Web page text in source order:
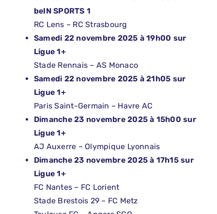
beIN SPORTS 1
RC Lens – RC Strasbourg
Samedi 22 novembre 2025 à 19h00 sur
Ligue 1+
Stade Rennais – AS Monaco
Samedi 22 novembre 2025 à 21h05 sur
Ligue 1+
Paris Saint-Germain – Havre AC
Dimanche 23 novembre 2025 à 15h00 sur
Ligue 1+
AJ Auxerre – Olympique Lyonnais
Dimanche 23 novembre 2025 à 17h15 sur
Ligue 1+
FC Nantes – FC Lorient
Stade Brestois 29 – FC Metz